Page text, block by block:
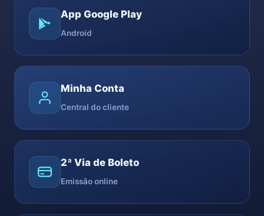
App Google Play
Android
Minha Conta
Central do cliente
2ª Via de Boleto
Emissão online